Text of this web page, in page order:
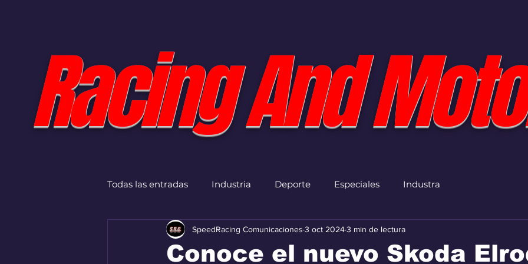
Racing And
Todas las entradas Industria Deporte Especiales Industra
Conoce el nuevo Skoda
SpeedRacing Comunicaciones 3 oct 20243 min de lectura